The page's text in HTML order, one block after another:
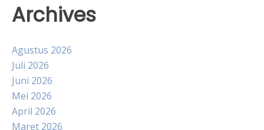
Archives
Agustus 2026
Juli 2026
Juni 2026
Mei 2026
April 2026
Maret 2026